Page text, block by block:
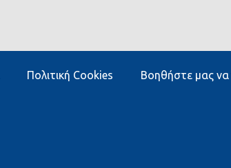
Πολιτική Cookies Βοηθήστε μας να